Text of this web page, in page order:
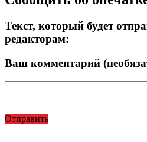
Текст, который будет
редакторам:
Ваш комментарий
Отправить